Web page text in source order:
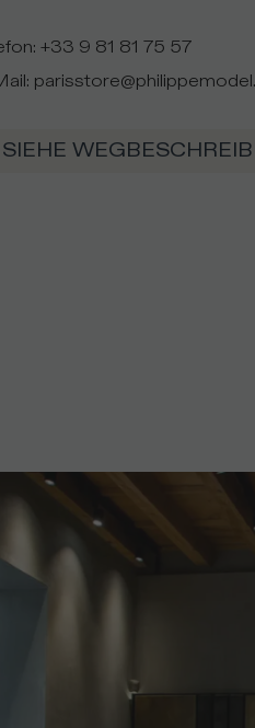
: +33 9 81 81 75 57
:
SIEHE